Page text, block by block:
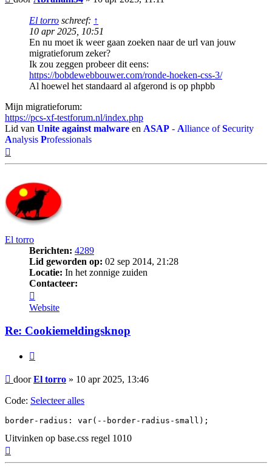
El torro schreef: ↑
10 apr 2025, 10:51
En nu moet ik weer gaan zoeken naar de url van jouw
migratieforum zeker?
Ik zou zeggen probeer dit eens:
https://bobdewebbouwer.com/ronde-hoeken-css-3/
Al hoewel het standaard al afgerond is op phpbb
Mijn migratieforum:
https://pcs-xf-testforum.nl/index.php
Lid van Unite against malware en ASAP - Alliance ofSecurity
Analysis Professionals
El torro
Berichten: 4289
Lid geworden op: 02 sep 2014, 21:28
Locatie: In het zonnige zuiden
Contacteer:
El
torro
Website
Re: Cookiemeldingsknop
Bericht
doorEl torro » 10 apr 2025, 13:46
Code: Selecteer alles
border-radius: var(--border-radius-small);
Uitvinken op base.css regel 1010